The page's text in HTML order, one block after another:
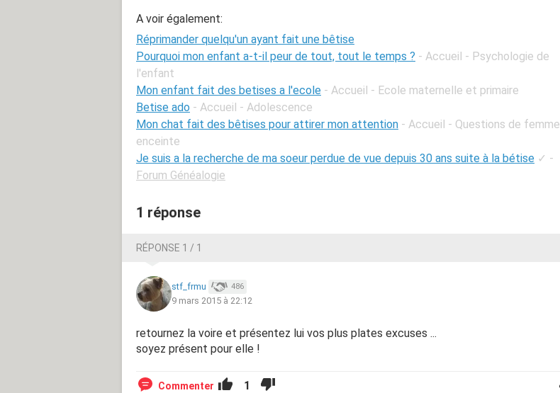
A voir également:
Réprimander quelqu'un ayant fait une bêtise
Pourquoi mon enfant a-t-il peur de tout, tout le temps ? - Accueil - Psychologie de
l'enfant
Mon enfant fait des betises a l'ecole - Accueil - Ecole maternelle et primaire
Betise ado - Accueil - Adolescence
Mon chat fait des bêtises pour attirer mon attention - Accueil - Questions de femme
enceinte
Je suis a la recherche de ma soeur perdue de vue depuis 30 ans suite à la bétise ✓ -
Forum Généalogie
1 réponse
RÉPONSE 1 / 1
stf_frmu 486
9 mars 2015 à 22:12
retournez la voire et présentez lui vos plus plates excuses ...
soyez présent pour elle !
Commenter 1